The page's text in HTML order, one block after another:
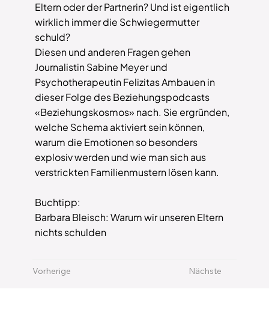
Eltern oder der Partnerin? Und ist eigentlich
wirklich immer die Schwiegermutter
schuld?
Diesen und anderen Fragen gehen
Journalistin Sabine Meyer und
Psychotherapeutin Felizitas Ambauen in
dieser Folge des Beziehungspodcasts
«Beziehungskosmos» nach. Sie ergründen,
welche Schema aktiviert sein können,
warum die Emotionen so besonders
explosiv werden und wie man sich aus
verstrickten Familienmustern lösen kann.
Buchtipp:
Barbara Bleisch: Warum wir unseren Eltern
nichts schulden
Vorherige Nächste